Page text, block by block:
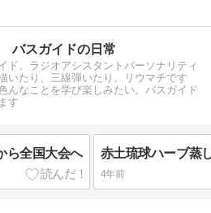
バスガイドの日常
ド。ラジオアシスタントパーソナリティ
いたり、三線弾いたり。リウマチです
んなことを学び楽しみたい。バスガイド
す
ら全国大会へ
4年前